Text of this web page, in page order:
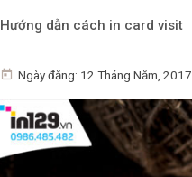
Hướng dẫn cách in card visit
Ngày đăng: 12 Tháng Năm, 2017